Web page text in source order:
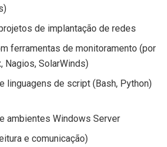
de implantação de redes
ferramentas de monitoramento (por
Nagios, SolarWinds)
linguagens de script (Bash, Python)
ambientes Windows Server
e comunicação)